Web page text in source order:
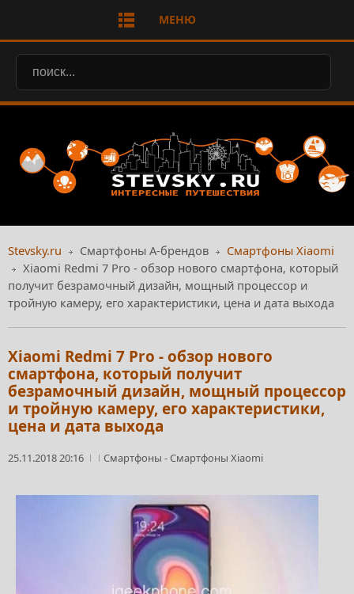
МЕНЮ
Stevsky.ru Смартфоны А-брендов
Смартфоны Xiaomi
Xiaomi Redmi 7 Pro - обзор нового смартфона, который
получит безрамочный дизайн, мощный процессор и
тройную камеру, его характеристики, цена и дата выхода
Xiaomi Redmi 7 Pro - обзор нового
смартфона, который получит
безрамочный дизайн, мощный процессор
и тройную камеру, его характеристики,
цена и дата выхода
25.11.2018 20:16 Смартфоны -Смартфоны Xiaomi